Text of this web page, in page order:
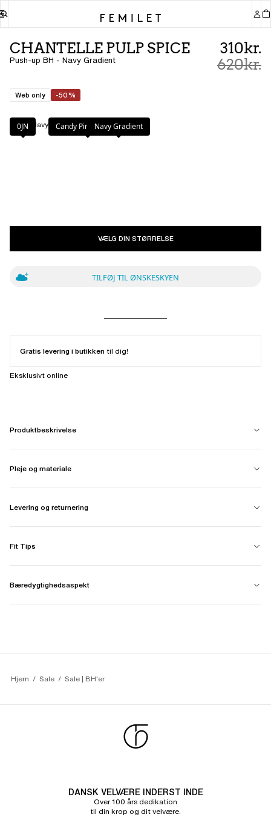
CHANTELLE PULP SPICE
Push-up BH - Navy Gradient
310kr.
620kr.
Web only -50%
Farve Navy Gradient
0JN Candy Pink MulticoNavy Gradient
VÆLG DIN STØRRELSE
TILFØJ TIL ØNSKESKYEN
Gratis levering i butikken til dig!
Eksklusivt online
Produktbeskrivelse
Pleje og materiale
Levering og returnering
Fit Tips
Bæredygtighedsaspekt
Hjem Sale Sale | BH'er
DANSK VELVÆRE INDERST INDE
Over 100 års dedikation
til din krop og dit velvære.